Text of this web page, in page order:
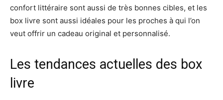
confort littéraire sont aussi de très bonnes cibles, et les
box livre sont aussi idéales pour les proches à qui l’on
veut offrir un cadeau original et personnalisé.
Les tendances actuelles des box
livre